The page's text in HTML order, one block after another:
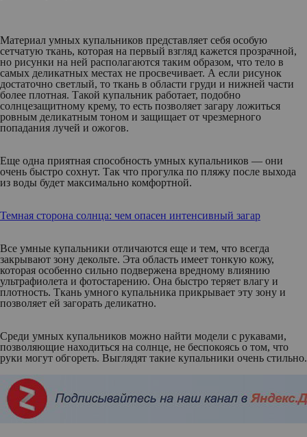
Материал умных купальников представляет себя особую
сетчатую ткань, которая на первый взгляд кажется прозрачной,
но рисунки на ней располагаются таким образом, что тело в
самых деликатных местах не просвечивает. А если рисунок
достаточно светлый, то ткань в области груди и нижней части
более плотная. Такой купальник работает, подобно
солнцезащитному крему, то есть позволяет загару ложиться
ровным деликатным тоном и защищает от чрезмерного
попадания лучей и ожогов.
Еще одна приятная способность умных купальников — они
очень быстро сохнут. Так что прогулка по пляжу после выхода
из воды будет максимально комфортной.
Темная сторона солнца: чем опасен интенсивный загар
Все умные купальники отличаются еще и тем, что всегда
закрывают зону декольте. Эта область имеет тонкую кожу,
которая особенно сильно подвержена вредному влиянию
ультрафиолета и фотостарению. Она быстро теряет влагу и
плотность. Ткань умного купальника прикрывает эту зону и
позволяет ей загорать деликатно.
Среди умных купальников можно найти модели с рукавами,
позволяющие находиться на солнце, не беспокоясь о том, что
руки могут обгореть. Выглядят такие купальники очень стильно.